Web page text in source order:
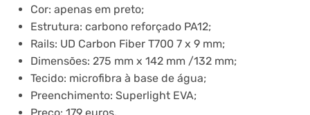
Cor: apenas em preto;
Estrutura: carbono reforçado PA12;
Rails: UD Carbon Fiber T700 7 x 9 mm;
Dimensões: 275 mm x 142 mm /132 mm;
Tecido: microfibra à base de água;
Preenchimento: Superlight EVA;